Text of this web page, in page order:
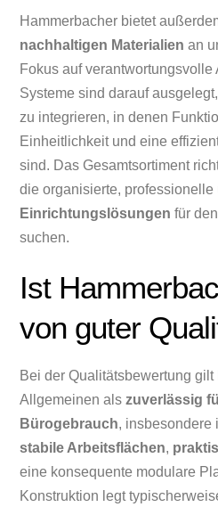
Hammerbacher bietet
nachhaltigen Materialien an
Fokus auf
Systeme sind darauf
zu integrieren, in denen
Einheitlichkeit und eine
sind. Das Gesamtsortiment
die organisierte, professionelle
Einrichtungslösungen für
suchen.
Ist
von guter
Bei der Qualitätsbewertung
Allgemeinen alszuverlässig
Bürogebrauch, insbesondere
stabile Arbeitsflächen,
eine konsequente modulare
Konstruktion legt